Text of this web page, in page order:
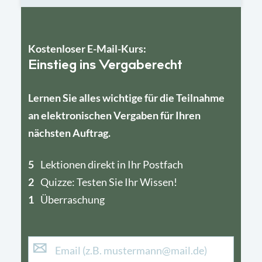
Kostenloser E-Mail-Kurs:
Einstieg ins Vergaberecht
Lernen Sie alles wichtige für die Teilnahme
an elektronischen Vergaben für Ihren
nächsten Auftrag.
5 Lektionen direkt in Ihr Postfach
2 Quizze: Testen Sie Ihr Wissen!
1 Überraschung
4
1